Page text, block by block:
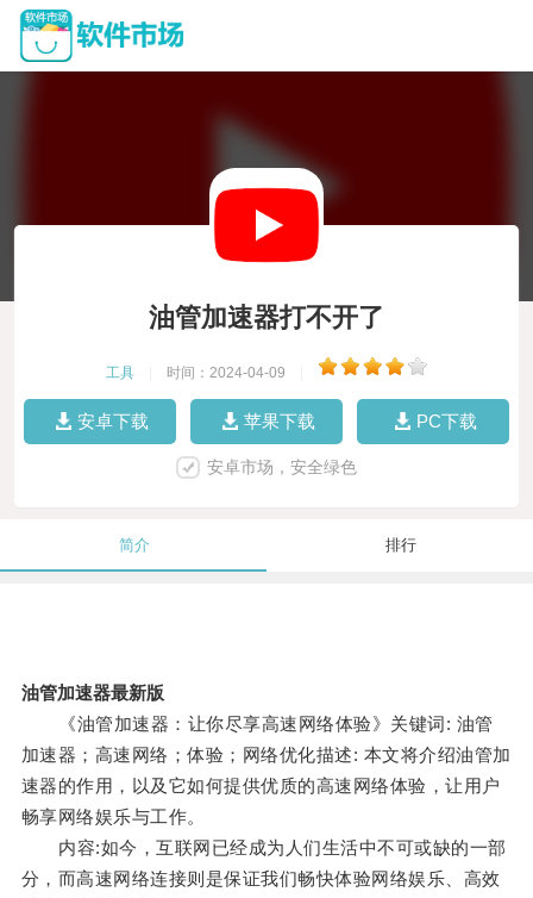
油管加速器打不开了
工具 时间：2024-04-09
安卓下载 苹果下载 PC下载
安卓市场，安全绿色
简介 排行
油管加速器最新版
《油管加速器：让你尽享高速网络体验》关键词: 油管
加速器；高速网络；体验；网络优化描述: 本文将介绍油管加
速器的作用，以及它如何提供优质的高速网络体验，让用户
畅享网络娱乐与工作。
内容:如今，互联网已经成为人们生活中不可或缺的一部
分，而高速网络连接则是保证我们畅快体验网络娱乐、高效